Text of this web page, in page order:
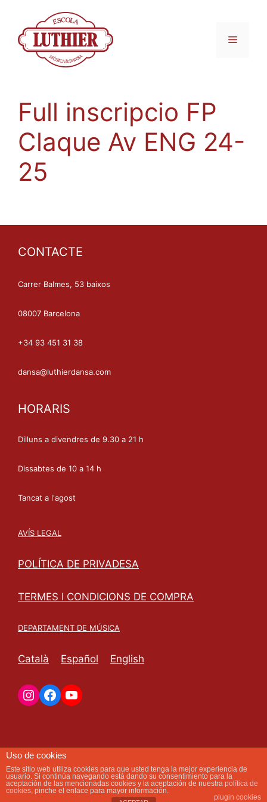
Full inscripcio FP
Claque Av ENG 24-
25
CONTACTE
Carrer Balmes, 53 baixos
08007 Barcelona
+34 93 451 31 38
dansa@luthierdansa.com
HORARIS
Dilluns a divendres de 9.30 a 21 h
Dissabtes de 10 a 14 h
Tancat a l'agost
AVÍS LEGAL
POLÍTICA DE PRIVADESA
TERMES I CONDICIONS DE COMPRA
DEPARTAMENT DE MÚSICA
Català Español English
Uso de cookies
Este sitio web utiliza cookies para que usted tenga la mejor experiencia de
usuario. Si continúa navegando está dando su consentimiento para la
aceptación de las mencionadas cookies y la aceptación de nuestra política de
cookies, pinche el enlace para mayor información.
plugin cookies